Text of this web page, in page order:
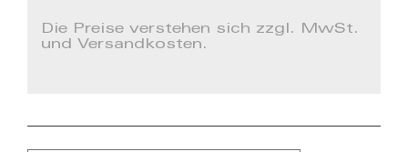
Die Preise verstehen sich zzgl. MwSt.
und Versandkosten.